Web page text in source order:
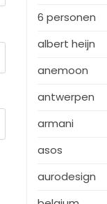
6 personen
albert heijn
anemoon
antwerpen
armani
asos
aurodesign